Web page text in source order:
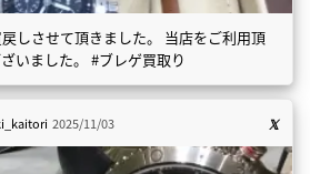
しさせて頂きました。 当店をご利用頂
いました。 #ブレゲ買取り
2025/11/03